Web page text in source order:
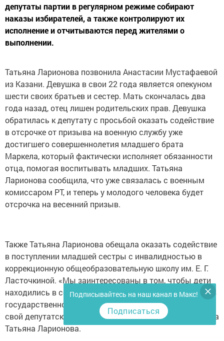
депутаты партии в регулярном режиме собирают
наказы избирателей, а также контролируют их
исполнение и отчитываются перед жителями о
выполнении.
Татьяна Ларионова позвонила Анастасии Мустафаевой
из Казани. Девушка в свои 22 года является опекуном
шести своих братьев и сестер. Мать скончалась два
года назад, отец лишен родительских прав. Девушка
обратилась к депутату с просьбой оказать содействие
в отсрочке от призыва на военную службу уже
достигшего совершеннолетия младшего брата
Маркела, который фактически исполняет обязанности
отца, помогая воспитывать младших. Татьяна
Ларионова сообщила, что уже связалась с военным
комиссаром РТ, и теперь у молодого человека будет
отсрочка на весенний призыв.
Также Татьяна Ларионова обещала оказать содействие
в поступлении младшей сестры с инвалидностью в
коррекционную общеобразовательную школу им. Е. Г.
Ласточкиной. «Мы заинтересованы в том, чтобы дети
находились в семье, под опекой старшей сестры, а не в
государственном учреждении, поэтому я беру вас под
свой депутатский патронаж, будем на связи», – сказала
Татьяна Ларионова.
Подписывайтесь на наш канал в Макс!
Подписаться